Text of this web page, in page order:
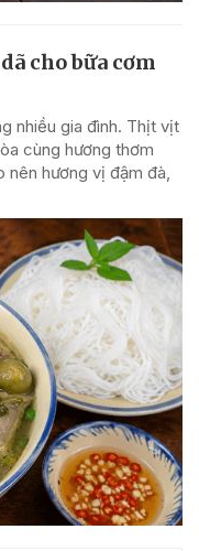
cho bữa cơm
nhiều gia đình. Thịt vịt
cùng hương thơm
nên hương vị đậm đà,